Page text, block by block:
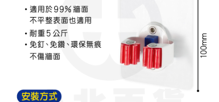
AFTEE先享後付是「在收到商品之後才付款」的支付方式。 讓您購物簡單
便利好安心！
１．簡單：不需註冊會員、不需綁卡、不需儲值。
２．便利：只要手機號碼，簡訊認證，即可結帳。
３．安心：先確認商品／服務後，再付款。
１．於結帳方式選擇「AFTEE先享後付」後，將跳轉至「AFTEE先享後付」
結帳頁面，進行簡訊認證並確認金額後，即可完成結帳。
２．訂單成立數日內，您將收到繳費通知簡訊。
３．收到繳費通知簡訊後14天內，點擊此簡訊中的連結，可透過四大超商／
ATM付款
運送方式
全家取貨付款
每筆NT$60，滿NT$599(含以上)免運費
每筆NT$60，滿NT$599(含以上)免運費